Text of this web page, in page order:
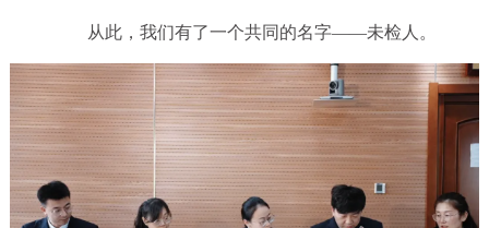
从此，我们有了一个共同的名字——未检人。